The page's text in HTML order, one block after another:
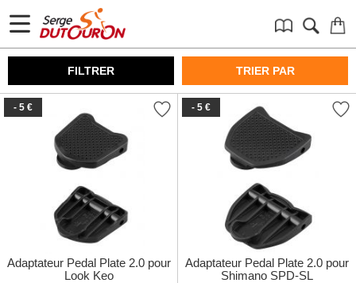
FILTRER TRIER PAR
- 5 €
Adaptateur Pedal Plate 2.0 pour
Look Keo
- 5 €
Adaptateur Pedal Plate 2.0 pour
Shimano SPD-SL